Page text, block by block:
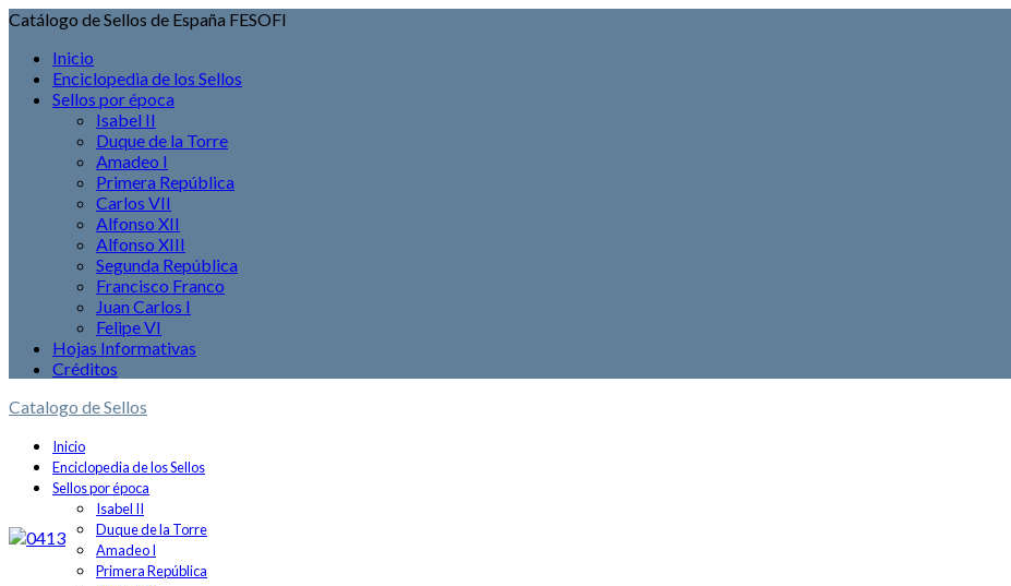
Catálogo de Sellos de España FESOFI
Inicio
Enciclopedia de los Sellos
Sellos por época
Isabel II
Duque de la Torre
Amadeo I
Primera República
Carlos VII
Alfonso XII
Alfonso XIII
Segunda República
Francisco Franco
Juan Carlos I
Felipe VI
Hojas Informativas
Créditos
Catalogo de Sellos
Inicio
Enciclopedia de los Sellos
Sellos por época
Isabel II
Duque de la Torre
Amadeo I
Primera República